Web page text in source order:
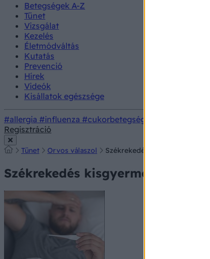
Betegségek A-Z
Tünet
Vizsgálat
Kezelés
Életmódváltás
Kutatás
Prevenció
Hírek
Videók
Kisállatok egészsége
#allergia #influenza #cukorbetegség
Regisztráció
Tünet Orvos válaszol Székrekedés kisgyermekkorban
Székrekedés kisgyermekkorban